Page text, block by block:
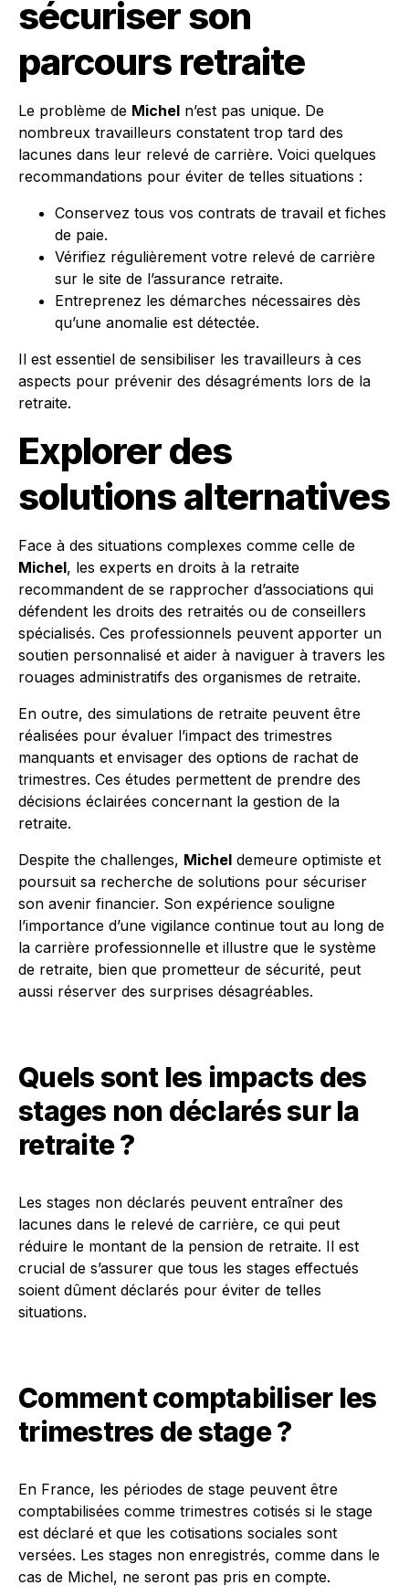
sécuriser son
parcours retraite
Le problème de Michel n’est pas unique. De
nombreux travailleurs constatent trop tard des
lacunes dans leur relevé de carrière. Voici quelques
recommandations pour éviter de telles situations :
Conservez tous vos contrats de travail et fiches
de paie.
Vérifiez régulièrement votre relevé de carrière
sur le site de l’assurance retraite.
Entreprenez les démarches nécessaires dès
qu’une anomalie est détectée.
Il est essentiel de sensibiliser les travailleurs à ces
aspects pour prévenir des désagréments lors de la
retraite.
Explorer des
solutions alternatives
Face à des situations complexes comme celle de
Michel, les experts en droits à la retraite
recommandent de se rapprocher d’associations qui
défendent les droits des retraités ou de conseillers
spécialisés. Ces professionnels peuvent apporter un
soutien personnalisé et aider à naviguer à travers les
rouages administratifs des organismes de retraite.
En outre, des simulations de retraite peuvent être
réalisées pour évaluer l’impact des trimestres
manquants et envisager des options de rachat de
trimestres. Ces études permettent de prendre des
décisions éclairées concernant la gestion de la
retraite.
Despite the challenges, Michel demeure optimiste et
poursuit sa recherche de solutions pour sécuriser
son avenir financier. Son expérience souligne
l’importance d’une vigilance continue tout au long de
la carrière professionnelle et illustre que le système
de retraite, bien que prometteur de sécurité, peut
aussi réserver des surprises désagréables.
Quels sont les impacts des
stages non déclarés sur la
retraite ?
Les stages non déclarés peuvent entraîner des
lacunes dans le relevé de carrière, ce qui peut
réduire le montant de la pension de retraite. Il est
crucial de s’assurer que tous les stages effectués
soient dûment déclarés pour éviter de telles
situations.
Comment comptabiliser les
trimestres de stage ?
En France, les périodes de stage peuvent être
comptabilisées comme trimestres cotisés si le stage
est déclaré et que les cotisations sociales sont
versées. Les stages non enregistrés, comme dans le
cas de Michel, ne seront pas pris en compte.